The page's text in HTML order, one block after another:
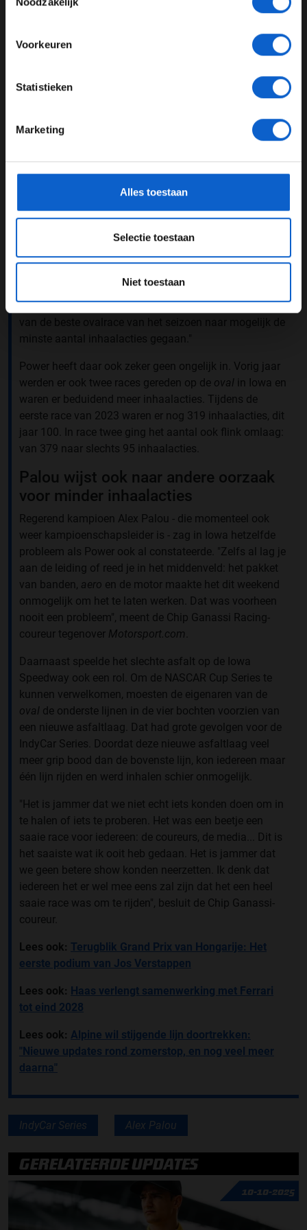
Voorkeuren
Statistieken
Marketing
Alles toestaan
Selectie toestaan
Niet toestaan
De Penske-rijder, die momenteel tweede staat in het
Series dan ook op om wat te doen aan het gewicht. "We
moeten absoluut iets doen voor volgend jaar. We zijn
van de beste ovalrace van het seizoen naar mogelijk de
minste aantal inhaalacties gegaan."
Power heeft daar ook zeker geen ongelijk in. Vorig jaar
werden er ook twee races gereden op de oval in Iowa en
waren er beduidend meer inhaalacties. Tijdens de
eerste race van 2023 waren er nog 319 inhaalacties, dit
jaar 100. In race twee ging het aantal ook flink omlaag:
van 379 naar slechts 95 inhaalacties.
Palou wijst ook naar andere oorzaak
voor minder inhaalacties
Regerend kampioen Alex Palou - die momenteel ook
weer kampioenschapsleider is - zag in Iowa hetzelfde
probleem als Power ook al constateerde. "Zelfs al lag je
aan de leiding of reed je in het middenveld: het pakket
van banden, aero en de motor maakte het dit weekend
onmogelijk om het te laten werken. Dat was voorheen
nooit een probleem", meent de Chip Ganassi Racing-
coureur tegenover Motorsport.com
Daarnaast speelde het slechte asfalt op de Iowa
Speedway ook een rol. Om de NASCAR Cup Series te
kunnen verwelkomen, moesten de eigenaren van de
oval de onderste lijnen in de vier bochten voorzien van
een nieuwe asfaltlaag. Dat had grote gevolgen voor de
IndyCar Series. Doordat deze nieuwe asfaltlaag veel
meer grip bood dan de bovenste lijn, kon iedereen maar
één lijn rijden en werd inhalen schier onmogelijk.
"Het is jammer dat we niet echt iets konden doen om in
te halen of iets te proberen. Het was een beetje een
saaie race voor iedereen: de coureurs, de media... Dit is
het saaiste wat ik ooit heb gedaan. Het is jammer dat
we geen betere show konden neerzetten. Ik denk dat
iedereen het er wel mee eens zal zijn dat het een heel
saaie race was om te rijden", besluit de Chip Ganassi-
coureur.
Lees ook: Terugblik Grand Prix van Hongarije: Het
eerste podium van Jos Verstappen
Lees ook: Haas verlengt samenwerking met Ferrari
tot eind 2028
Lees ook: Alpine wil stijgende lijn doortrekken:
"Nieuwe updates rond zomerstop, en nog veel meer
daarna"
IndyCar Series Alex Palou
GERELATEERDE UPDATES
10-10-2025
gegevensgebruik en -bescherming.